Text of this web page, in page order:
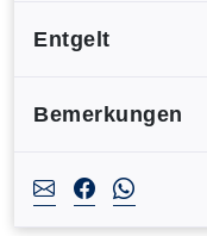
Entgelt
Bemerkungen